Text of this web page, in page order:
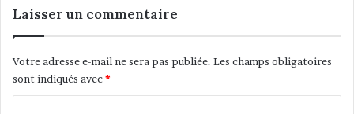
o
u
v
F
a
n
Laisser un commentaire
Votre adresse e-mail ne sera pas publiée. Les champs obligatoires
sont indiqués avec*